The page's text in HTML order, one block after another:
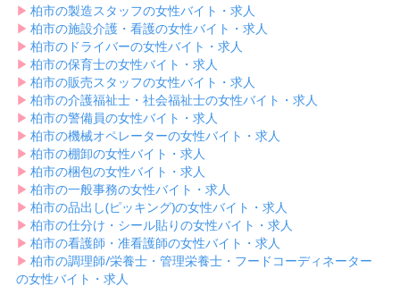
▶︎ 柏市の製造スタッフの女性バイト・求人
▶︎ 柏市の施設介護・看護の女性バイト・求人
▶︎ 柏市のドライバーの女性バイト・求人
▶︎ 柏市の保育士の女性バイト・求人
▶︎ 柏市の販売スタッフの女性バイト・求人
▶︎ 柏市の介護福祉士・社会福祉士の女性バイト・求人
▶︎ 柏市の警備員の女性バイト・求人
▶︎ 柏市の機械オペレーターの女性バイト・求人
▶︎ 柏市の棚卸の女性バイト・求人
▶︎ 柏市の梱包の女性バイト・求人
▶︎ 柏市の一般事務の女性バイト・求人
▶︎ 柏市の品出し(ピッキング)の女性バイト・求人
▶︎ 柏市の仕分け・シール貼りの女性バイト・求人
▶︎ 柏市の看護師・准看護師の女性バイト・求人
▶︎ 柏市の調理師/栄養士・管理栄養士・フードコーディネーター
の女性バイト・求人